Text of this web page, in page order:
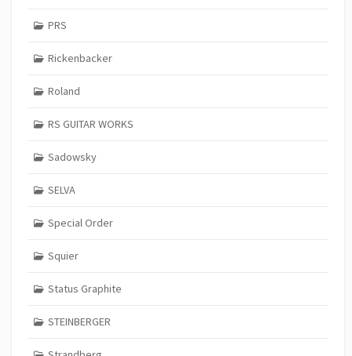
PRS
Rickenbacker
Roland
RS GUITAR WORKS
Sadowsky
SELVA
Special Order
Squier
Status Graphite
STEINBERGER